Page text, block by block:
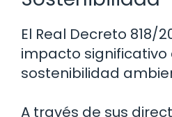
El Real Decreto 818/
impacto significativo
sostenibilidad
A través de sus